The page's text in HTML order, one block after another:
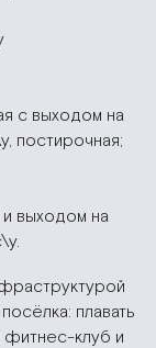
с выходом на
постирочная;
выходом на
плавать
фитнес-клуб и